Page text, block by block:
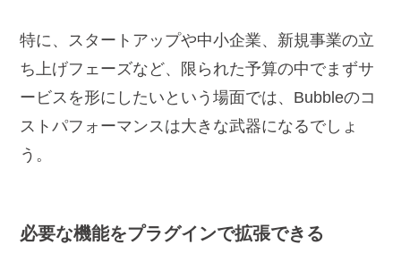
特に、スタートアップや中小企業、新規事業の立
ち上げフェーズなど、限られた予算の中でまずサ
ービスを形にしたいという場面では、Bubbleのコ
ストパフォーマンスは大きな武器になるでしょ
う。
必要な機能をプラグインで拡張できる